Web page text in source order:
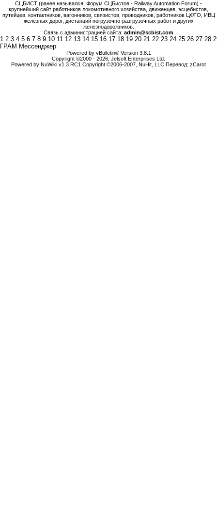
СЦБИСТ (ранее назывался: Форум СЦБистов - Railway Automation Forum) -
крупнейший сайт работников локомотивного хозяйства, движенцев, эсцебистов,
путейцев, контактников, вагонников, связистов, проводников, работников ЦФТО, ИВЦ
железных дорог, дистанций погрузочно-разгрузочных работ и других
железнодорожников.
Связь с администрацией сайта: admin@scbist.com
1 2 3 4 5 6 7 8 9 10 11 12 13 14 15 16 17 18 19 20 21 22 23 24 25 26 27 28
ГРАМ Мессенджер
Powered by vBulletin® Version 3.8.1
Copyright ©2000 - 2026, Jelsoft Enterprises Ltd.
Powered by NuWiki v1.3 RC1 Copyright ©2006-2007, NuHit, LLC Перевод: zCarot